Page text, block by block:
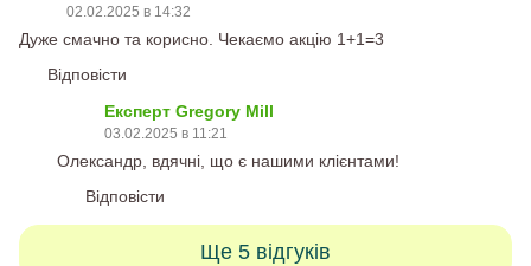
02.02.2025 в 14:32
Дуже смачно та корисно. Чекаємо акцію 1+1=3
Відповісти
Експерт Gregory Mill
03.02.2025 в 11:21
Олександр, вдячні, що є нашими клієнтами!
Відповісти
Ще 5 відгуків